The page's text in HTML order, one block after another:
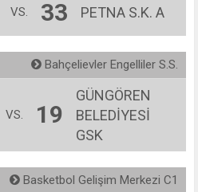
VS. 33 PETNA S.K. A
Bahçelievler Engelliler S.S.
VS. 19
GÜNGÖREN
BELEDİYESİ
GSK
Basketbol Gelişim Merkezi C1